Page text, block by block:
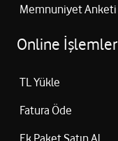
Memnuniyet Anketi
Online İşlemler
TL Yükle
Fatura Öde
Ek Paket Satın Al